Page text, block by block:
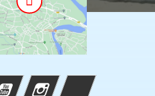
YouTube InstagramTikTok